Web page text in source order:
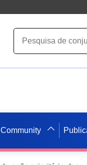
Community